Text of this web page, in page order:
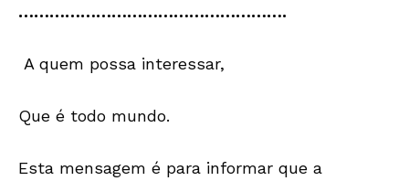
…………………………………………….
A quem possa interessar,
Que é todo mundo.
Esta mensagem é para informar que a